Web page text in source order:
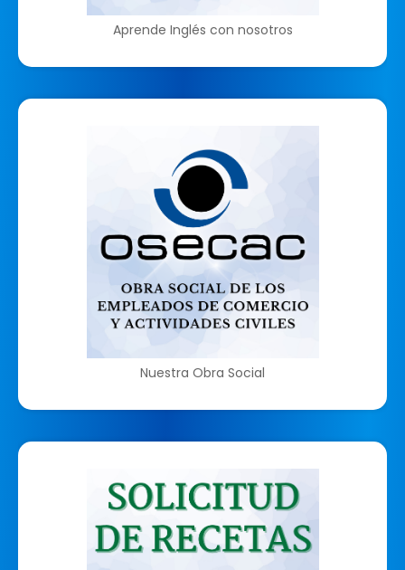
Aprende Inglés con nosotros
Nuestra Obra Social